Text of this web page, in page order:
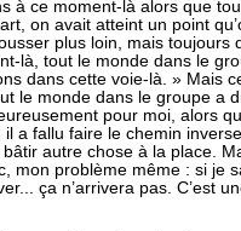
à ce moment-là alors que
on avait atteint un point
plus loin, mais toujours
là, tout le monde dans le
dans cette voie-là. » Mais
le monde dans le groupe a
pour moi, alors
a fallu faire le chemin
autre chose à la place.
mon problème même : si je
ça n’arrivera pas. C’est